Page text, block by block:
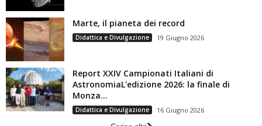
Marte, il pianeta dei record
Didattica e Divulgazione 19 Giugno 2026
Report XXIV Campionati Italiani di
AstronomiaL'edizione 2026: la finale di
Monza...
Didattica e Divulgazione
16 Giugno 2026